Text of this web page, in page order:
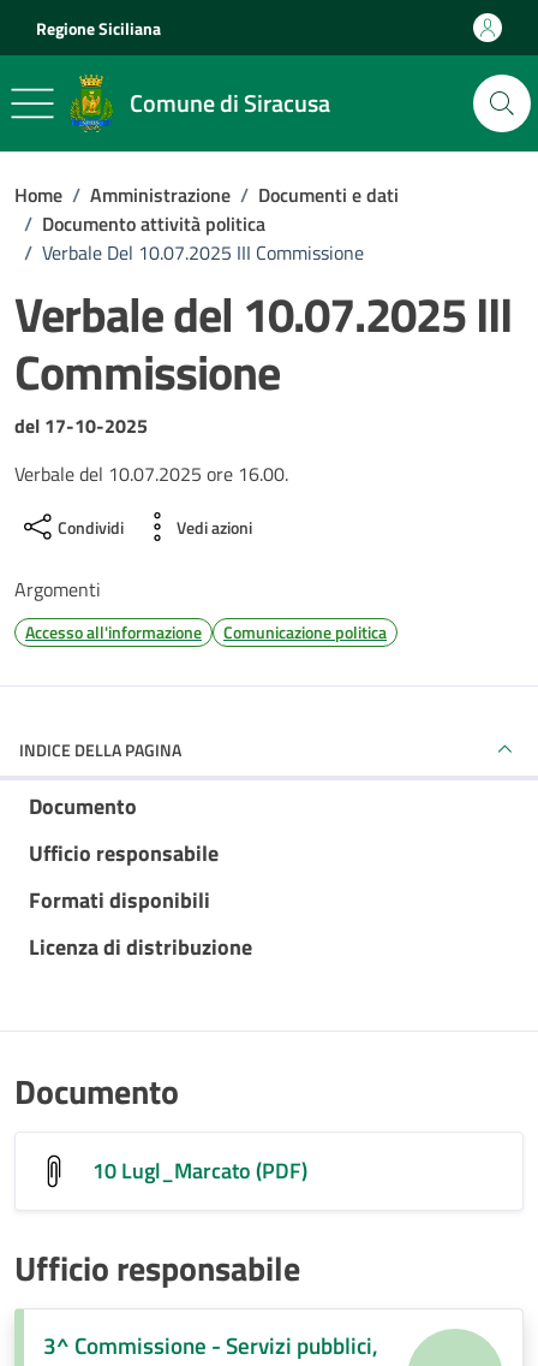
Regione Siciliana
Comune di Siracusa
Home / Amministrazione / Documenti e dati
/ Documento attività politica
/ Verbale Del 10.07.2025 III Commissione
Verbale del 10.07.2025 III
Commissione
Dettagli del documento
del 17-10-2025
Verbale del 10.07.2025 ore 16.00.
Condividi Vedi azioni
Argomenti
Accesso all'informazione Comunicazione politica
INDICE DELLA PAGINA
Documento
Ufficio responsabile
Formati disponibili
Licenza di distribuzione
Documento
10 Lugl_Marcato (PDF)
Ufficio responsabile
3^ Commissione - Servizi pubblici,